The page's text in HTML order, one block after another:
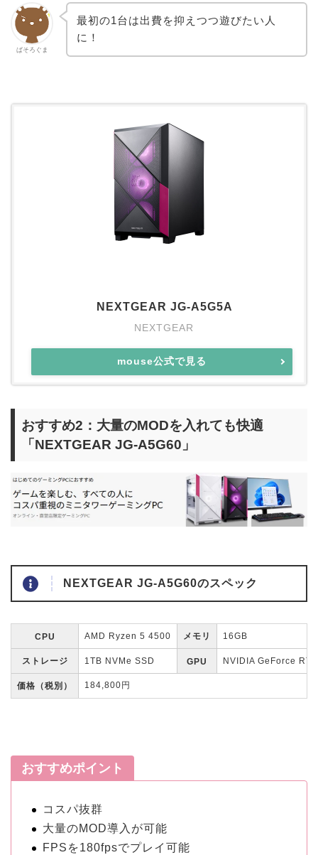
ぱそろぐま
最初の1台は出費を抑えつつ遊びたい人
に！
NEXTGEAR JG-A5G5A
NEXTGEAR
mouse公式で見る
おすすめ2：大量のMODを入れても快適
「NEXTGEAR JG-A5G60」
NEXTGEAR JG-A5G60のスペック
CPU AMD Ryzen 5 4500 メモリ 16GB
ストレージ 1TB NVMe SSD GPU NVIDIA GeForce
価格（税別） 184,800円
おすすめポイント
コスパ抜群
大量のMOD導入が可能
FPSを180fpsでプレイ可能